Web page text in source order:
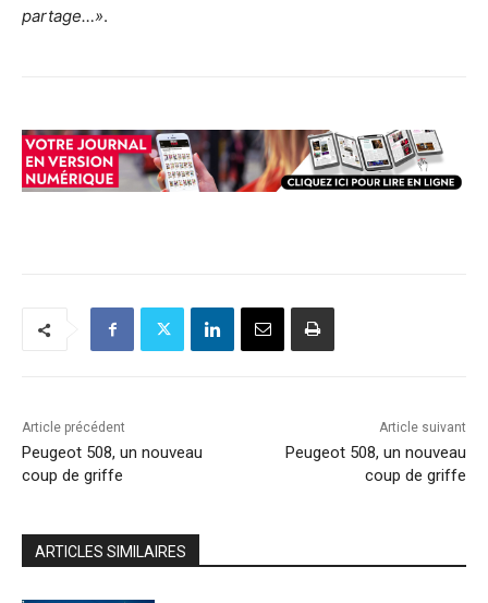
partage…».
Article précédent
Peugeot 508, un nouveau
coup de griffe
Article suivant
Peugeot 508, un nouveau
coup de griffe
ARTICLES SIMILAIRES